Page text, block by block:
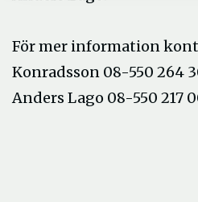
För mer information
Konradsson 08-550 264
Anders Lago 08-550 217